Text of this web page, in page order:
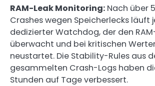
RAM-Leak Monitoring: Nach über
Crashes wegen Speicherlecks läuft
dedizierter Watchdog, der den
überwacht und bei kritischen
neustartet. Die Stability-Rules aus
gesammelten Crash-Logs haben
Stunden auf Tage verbessert.